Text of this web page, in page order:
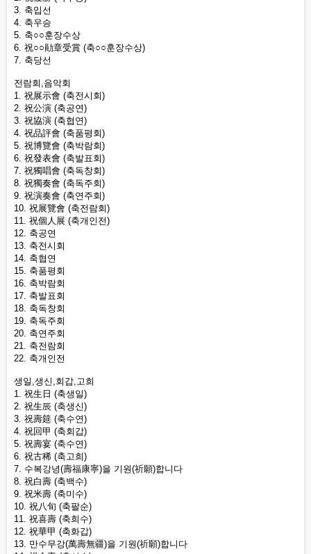
3. 축입선
4. 축우승
5. 축○○훈장수상
6. 祝○○勛章受賞 (축○○훈장수상)
7. 축당선
전람회,음악회
1. 祝展示會 (축전시회)
2. 祝公演 (축공연)
3. 祝協演 (축협연)
4. 祝品評會 (축품평회)
5. 祝博覽會 (축박람회)
6. 祝發表會 (축발표회)
7. 祝獨唱會 (축독창회)
8. 祝獨奏會 (축독주회)
9. 祝演奏會 (축연주회)
10. 祝展覽會 (축전람회)
11. 祝個人展 (축개인전)
12. 축공연
13. 축전시회
14. 축협연
15. 축품평회
16. 축박람회
17. 축발표회
18. 축독창회
19. 축독주회
20. 축연주회
21. 축전람회
22. 축개인전
생일,생신,회갑,고희
1. 祝生日 (축생일)
2. 祝生辰 (축생신)
3. 祝壽筵 (축수연)
4. 祝回甲 (축회갑)
5. 祝壽宴 (축수연)
6. 祝古稀 (축고희)
7. 수복강녕(壽福康寧)을 기원(祈願)합니다
8. 祝白壽 (축백수)
9. 祝米壽 (축미수)
10. 祝八旬 (축팔순)
11. 祝喜壽 (축희수)
12. 祝華甲 (축화갑)
13. 만수무강(萬壽無疆)을 기원(祈願)합니다